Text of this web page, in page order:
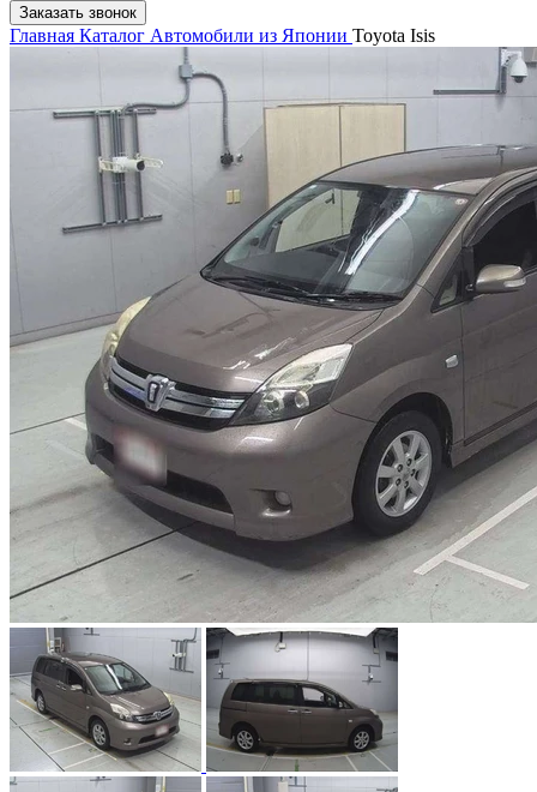
Заказать звонок
Главная Каталог Автомобили из Японии Toyota Isis